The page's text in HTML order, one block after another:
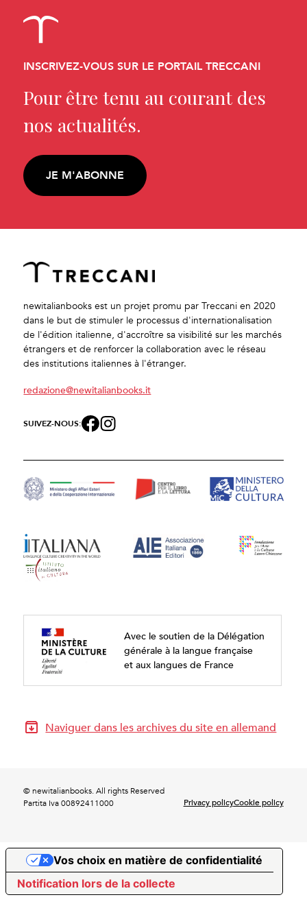
INSCRIVEZ-VOUS SUR LE PORTAIL TRECCANI
Pour être tenu au courant des
nos actualités.
JE M'ABONNE
newitalianbooks est un projet promu par Treccani en 2020
dans le but de stimuler le processus d'internationalisation
de l'édition italienne, d'accroître sa visibilité sur les marchés
étrangers et de renforcer la collaboration avec le réseau
des institutions italiennes à l'étranger.
redazione@newitalianbooks.it
SUIVEZ-NOUS:
Avec le soutien de la Délégation
générale à la langue française
et aux langues de France
Naviguer dans les archives du site en allemand
© newitalianbooks. All rights Reserved
Partita Iva 00892411000
Privacy policyCookie policy
Notification lors de la collecte
Vos choix en matière de confidentialité